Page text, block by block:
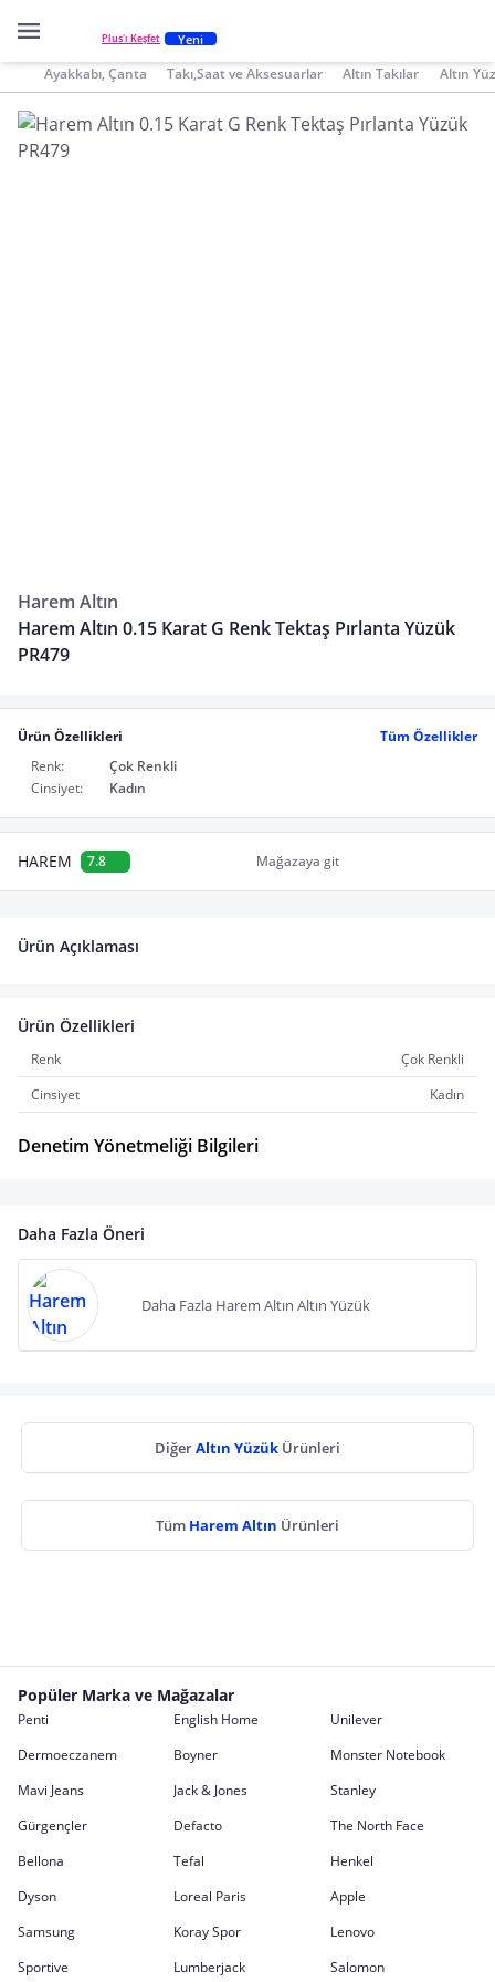
Plus'ı Keşfet Yeni
Ayakkabı, Çanta Takı,Saat ve Aksesuarlar Altın Takılar Altın
Harem Altın
Harem Altın 0.15 Karat G Renk Tektaş Pırlanta Yüzük
PR479
Ürün Özellikleri
Tüm Özellikler
Renk:
Çok Renkli
Cinsiyet:
Kadın
HAREM 7.8 Mağazaya git
Ürün Açıklaması
Ürün Özellikleri
Renk
Çok Renkli
Cinsiyet
Kadın
Denetim Yönetmeliği Bilgileri
Daha Fazla Öneri
Daha Fazla Harem Altın Altın Yüzük
DiğerAltın Yüzük Ürünleri
Tüm Harem Altın Ürünleri
Popüler Marka ve Mağazalar
Penti English Home
Unilever
Dermoeczanem
Boyner
Monster Notebook
Mavi Jeans
Jack & Jones
Stanley
Gürgençler
Defacto
The North Face
Bellona
Tefal
Henkel
Dyson
Loreal Paris
Apple
Samsung
Koray Spor
Lenovo
Sportive
Lumberjack Salomon